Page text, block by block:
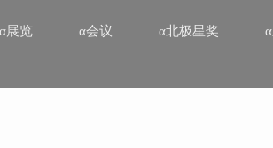
α展览 α会议 α北极星奖